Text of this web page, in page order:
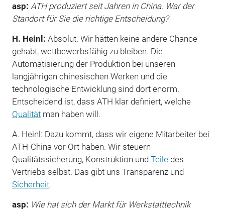
asp: ATH produziert seit Jahren in China. War der
Standort für Sie die richtige Entscheidung?
H. Heinl: Absolut. Wir hätten keine andere Chance
gehabt, wettbewerbsfähig zu bleiben. Die
Automatisierung der Produktion bei unseren
langjährigen chinesischen Werken und die
technologische Entwicklung sind dort enorm.
Entscheidend ist, dass ATH klar definiert, welche
Qualitätman haben will.
A. Heinl: Dazu kommt, dass wir eigene Mitarbeiter bei
ATH-China vor Ort haben. Wir steuern
Qualitätssicherung, Kons­truktion und Teiledes
Vertriebs selbst. Das gibt uns Transparenz und
Sicherheit.
asp: Wie hat sich der Markt für Werkstatttechnik